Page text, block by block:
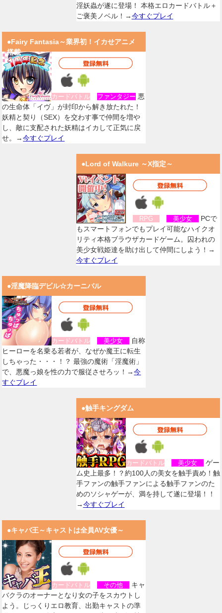
淫妖蟲が遂に登場！ 本格エロカードバトル＋
ご褒美ノベル！→今すぐプレイ
●Fairy Fantasia～業界初！イカせアニメ
搭載
カードバトル ファンタジー 悪
の生命体「イヴ」が封印から解き放たれた！
妖精と契り（SEX）を交わす事で仲間を増や
し、敵に支配された妖精はイカして正気に戻
せ。→今すぐプレイ
●Lord of Walkure ～X指定～
RPG 美少女
PCで
もスマートフォンでもプレイ可能なハイクオ
リティ本格ブラウザカードゲーム。囚われの
美少女戦姫達を助け出して仲間にしよう！→
今すぐプレイ
●淫魔降臨デビル☆カーニバル
カードバトル 美少女
自称
ヒーローを名乗る若者が、なぜか魔王に転生
しちゃった・・・！？ 最強の魔術「淫魔術」
で、悪魔っ娘を性の力で服従させろッ！→今
すぐプレイ
●触手キングダム
カードバトル 美少女
ゲー
ム史上最多！？約100人の美女を触手責め！触
手ファンの触手ファンによる触手ファンのた
めのソシャゲーが、満を持して遂に登場！！
→今すぐプレイ
●キャバ王～キャストは全員AV女優～
カードバトル その他
キャ
バクラのオーナーとなり女の子をスカウトし
よう。じっくりエロ教育、出勤キャストの準